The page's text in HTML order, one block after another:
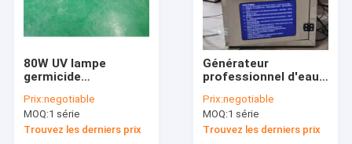
80W UV lampe
germicide
Protège pour l'ozone
stérilisateur d'eau
Prix:negotiable
MOQ:1 série
Trouvez les derniers prix
Générateur
professionnel d'eau
multifonctionnelle
pour améliorer la
qualité de l'air
Prix:negotiable
MOQ:1 série
Trouvez les derniers prix